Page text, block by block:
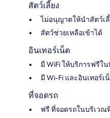
สัตว์เลี้ยง
ไม่อนุญาตให้นำสัตว์เลี้
สัตว์ช่วยเหลือเข้าได้
อินเทอร์เน็ต
มี WiFi ให้บริการฟรีใ
มี Wi-Fi และอินเทอร์
ที่จอดรถ
ฟรี ที่จอดรถในบริเวณ